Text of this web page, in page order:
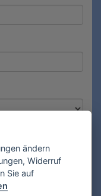
ändern
Widerruf
Sie auf